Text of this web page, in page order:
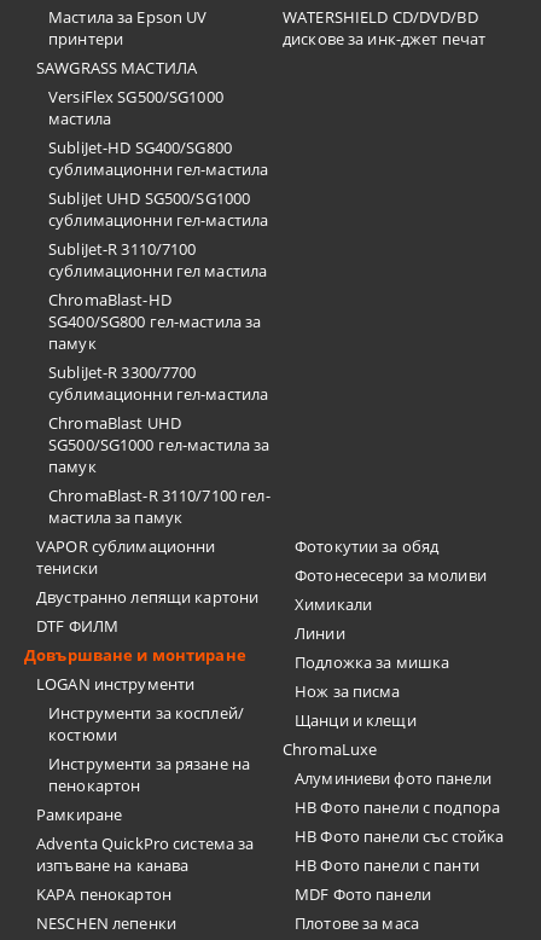
Мастила за Epson UV
принтери
SAWGRASS МАСТИЛА
VersiFlex SG500/SG1000
мастила
SubliJet-HD SG400/SG800
сублимационни гел-мастила
SubliJet UHD SG500/SG1000
сублимационни гел-мастила
SubliJet-R 3110/7100
сублимационни гел мастила
ChromaBlast-HD
SG400/SG800 гел-мастила за
памук
SubliJet-R 3300/7700
сублимационни гел-мастила
ChromaBlast UHD
SG500/SG1000 гел-мастила за
памук
ChromaBlast-R 3110/7100 гел-
мастила за памук
WATERSHIELD CD/DVD/BD
дискове за инк-джет печат
VAPOR сублимационни
тениски
Двустранно лепящи картони
DTF ФИЛМ
Довършване и монтиране
LOGAN инструменти
Инструменти за косплей/
костюми
Инструменти за рязане на
пенокартон
Рамкиране
Adventa QuickPro система за
изпъване на канава
KAPA пенокартон
NESCHEN лепенки
Фотокутии за обяд
Фотонесесери за моливи
Химикали
Линии
Подложка за мишка
Нож за писма
Щанци и клещи
ChromaLuxe
Алуминиеви фото панели
HB Фото панели с подпора
HB Фото панели със стойка
HB Фото панели с панти
MDF Фото панели
Плотове за маса